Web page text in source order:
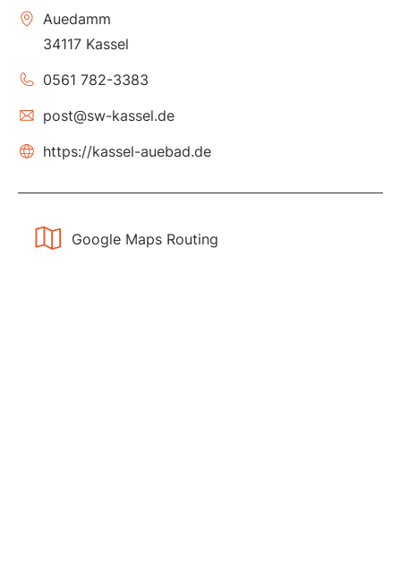
Auedamm
34117 Kassel
0561 782-3383
post@sw-kassel.de
https://kassel-auebad.de
Google Maps Routing